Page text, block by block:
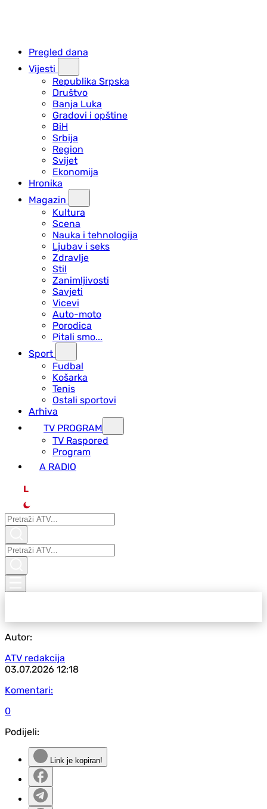
Pregled dana
Vijesti
Republika Srpska
Društvo
Banja Luka
Gradovi i opštine
BiH
Srbija
Region
Svijet
Ekonomija
Hronika
Magazin
Kultura
Scena
Nauka i tehnologija
Ljubav i seks
Zdravlje
Stil
Zanimljivosti
Savjeti
Vicevi
Auto-moto
Porodica
Pitali smo...
Sport
Fudbal
Košarka
Tenis
Ostali sportovi
Arhiva
TV PROGRAM
ТV Raspored
Program
A RADIO
L
Autor:
ATV redakcija
03.07.2026 12:18
Komentari:
0
Podijeli:
Link je kopiran!